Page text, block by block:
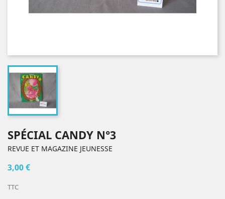
SPÉCIAL CANDY N°3
REVUE ET MAGAZINE JEUNESSE
3,00 €
TTC